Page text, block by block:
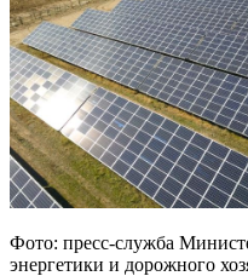
Фото: пресс-служба
энергетики и дорожного